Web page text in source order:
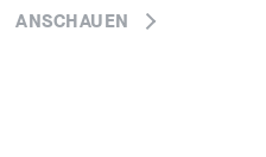
ANSCHAUEN